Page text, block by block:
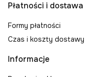
Płatności i dostawa
Formy płatności
Czas i koszty dostawy
Informacje